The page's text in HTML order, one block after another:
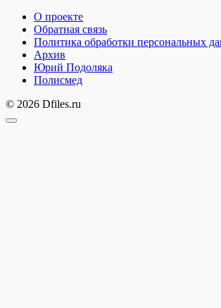
О проекте
Обратная связь
Политика обработки персональных
Архив
Юрий Подоляка
Полисмед
© 2026 Dfiles.ru